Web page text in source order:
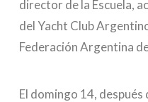
director de la Escuela,
del Yacht Club
Federación Argentina
El domingo 14,